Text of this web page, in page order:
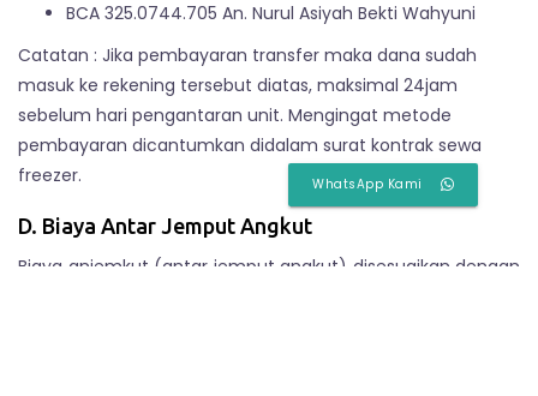
BCA 325.0744.705 An. Nurul Asiyah Bekti Wahyuni
Catatan : Jika pembayaran transfer maka dana sudah
masuk ke rekening tersebut diatas, maksimal 24jam
sebelum hari pengantaran unit. Mengingat metode
pembayaran dicantumkan didalam surat kontrak sewa
freezer.
D. Biaya Antar Jemput Angkut
Biaya anjemkut (antar jemput angkut) disesuaikan dengan
WhatsApp Kami